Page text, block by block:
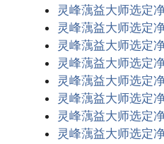
净土十要.mobi
净土十要.pdf
净土十要.txt
灵峰蕅益大师选定
灵峰蕅益大师选定
灵峰蕅益大师选定
灵峰蕅益大师选定
灵峰蕅益大师选定
灵峰蕅益大师选定
灵峰蕅益大师选定
灵峰蕅益大师选定